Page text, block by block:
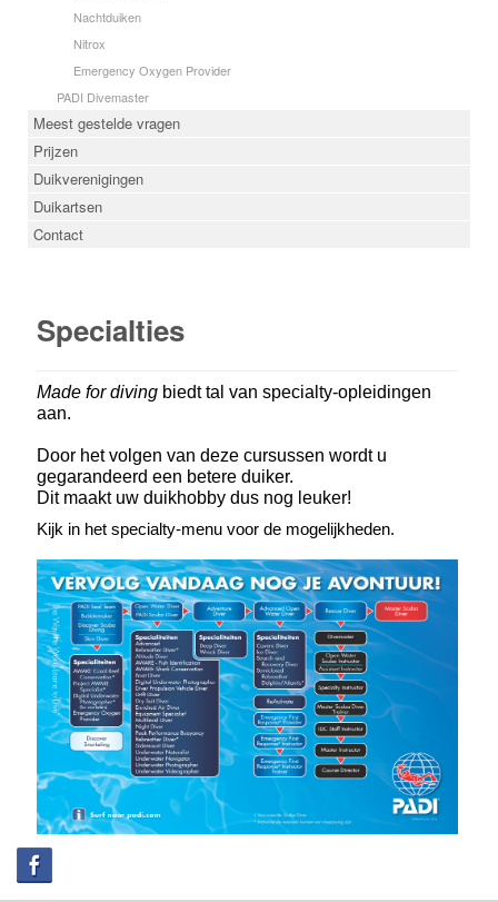
Nachtduiken
Nitrox
Emergency Oxygen Provider
PADI Divemaster
Meest gestelde vragen
Prijzen
Duikverenigingen
Duikartsen
Contact
Specialties
Made for diving biedt tal van specialty-opleidingen
aan.
Door het volgen van deze cursussen wordt u
gegarandeerd een betere duiker.
Dit maakt uw duikhobby dus nog leuker!
Kijk in het specialty-menu voor de mogelijkheden.